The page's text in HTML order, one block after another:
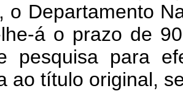
o Departamento
á o prazo de
pesquisa para
ao título original,